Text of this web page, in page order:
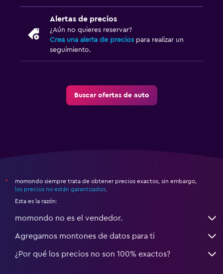
Alertas de precios
¿Aún no quieres reservar?
Crea una alerta de precios para realizar un
seguimiento.
Buscar ofertas de auto
*
momondo siempre trata de obtener precios exactos, sin embargo,
los precios no están garantizados.
Esta es la razón:
momondo no es el vendedor.
Agregamos montones de datos para ti
¿Por qué los precios no son 100% exactos?